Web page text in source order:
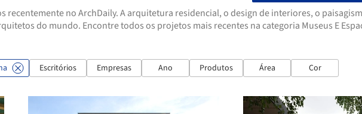
no ArchDaily. A arquitetura residencial, o design de interiores, o
do mundo. Encontre todos os projetos mais recentes na categoria Museus E
Escritórios Empresas Ano Produtos Área Cor